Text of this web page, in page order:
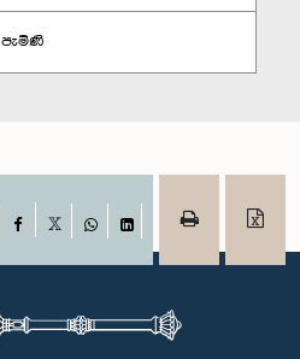
පැමිණි
Facebook
WhatsAppLinkedIn